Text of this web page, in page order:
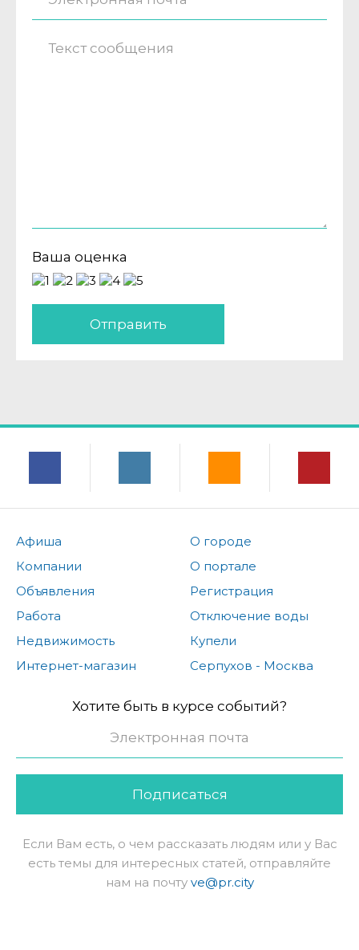
Ваша оценка
Отправить
Афиша
Компании
Объявления
Работа
Недвижимость
Интернет-магазин
О городе
О портале
Регистрация
Отключение воды
Купели
Серпухов - Москва
Хотите быть в курсе событий?
Подписаться
Если Вам есть, о чем рассказать людям или у Вас
есть темы для интересных статей, отправляйте
нам на почту ve@pr.city